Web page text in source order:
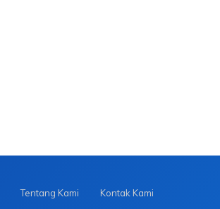
Tentang Kami Kontak Kami